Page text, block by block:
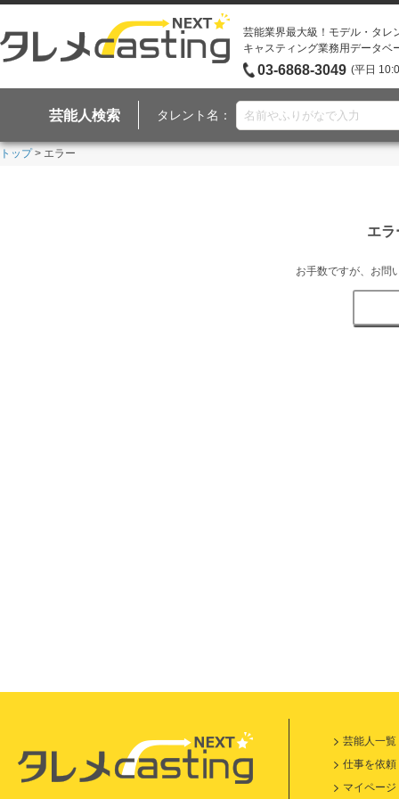
芸能業界最大級！モデル・タレ
キャスティング業務用データベ
03-6868-3049 (平日
芸能人検索 タレント名：
トップ> エラー
エ
お手数ですが、お問
芸能人一覧
仕事を依頼
マイページ